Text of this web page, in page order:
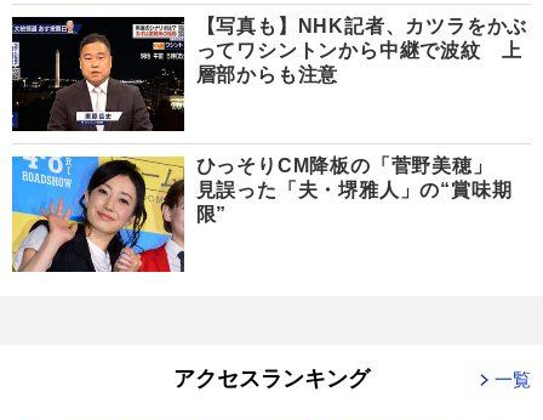
【写真も】NHK記者、カツラをかぶ
ってワシントンから中継で波紋 上
層部からも注意
ひっそりCM降板の「菅野美穂」
見誤った「夫・堺雅人」の“賞味期
限”
アクセスランキング 一覧